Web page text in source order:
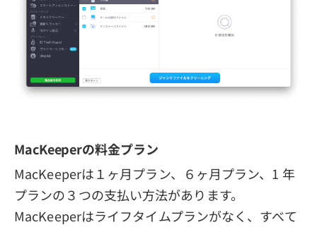
MacKeeperの料金プラン
MacKeeperは１ヶ月プラン、６ヶ月プラン、1 年
プランの３つの支払い方法があります。
MacKeeperはライフタイムプランがなく、すべて